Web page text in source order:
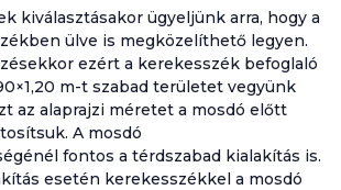
kiválasztásakor ügyeljünk arra, hogy a
ülve is megközelíthető legyen.
ezért a kerekesszék befoglaló
m-t szabad területet vegyünk
az alaprajzi méretet a mosdó előtt
A mosdó
fontos a térdszabad kialakítás is.
esetén kerekesszékkel a mosdó